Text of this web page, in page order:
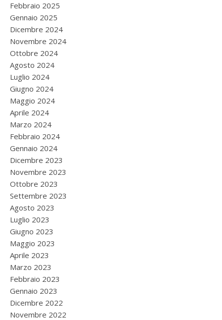
Febbraio 2025
Gennaio 2025
Dicembre 2024
Novembre 2024
Ottobre 2024
Agosto 2024
Luglio 2024
Giugno 2024
Maggio 2024
Aprile 2024
Marzo 2024
Febbraio 2024
Gennaio 2024
Dicembre 2023
Novembre 2023
Ottobre 2023
Settembre 2023
Agosto 2023
Luglio 2023
Giugno 2023
Maggio 2023
Aprile 2023
Marzo 2023
Febbraio 2023
Gennaio 2023
Dicembre 2022
Novembre 2022